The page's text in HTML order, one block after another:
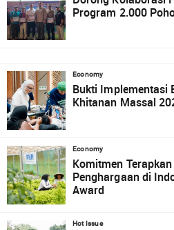
Program 2.000
Economy
Bukti Implementasi
Khitanan Massal
Economy
Komitmen
Penghargaan di
Award
Hot Issue